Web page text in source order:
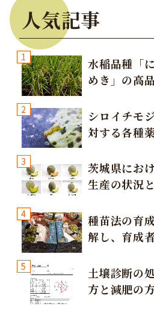
人気記事
1
水稲品種「
めき」の高
2
シロイチモ
対する各種
3
茨城県にお
生産の状況
4
種苗法の育
解し、育成
意しましょ
5
土壌診断の
方と減肥の